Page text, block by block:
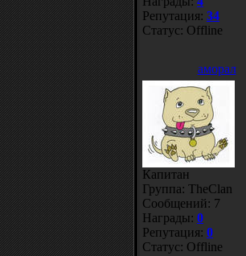
Репутация: 34
Статус: Offline
аморал
Капитан
Группа: TheClan
Сообщений: 7
Награды: 0
Репутация: 0
Статус: Offline